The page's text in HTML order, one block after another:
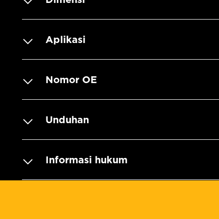
Aplikasi
Nomor OE
Unduhan
Informasi hukum